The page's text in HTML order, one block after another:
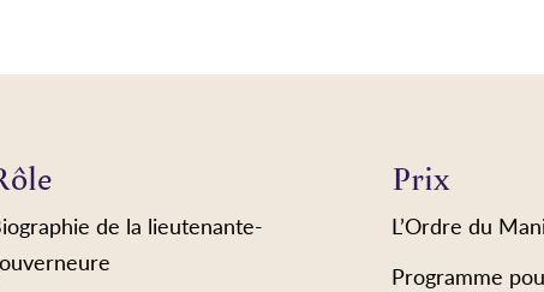
de la lieutenante-
Prix
L’Ordre du
Programme